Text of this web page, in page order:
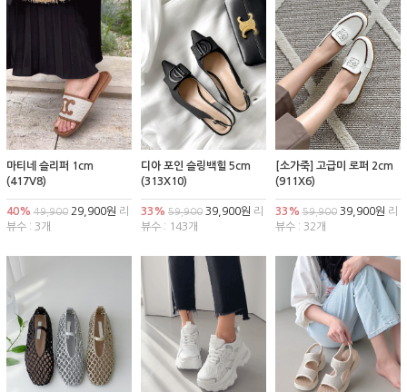
마티네 슬리퍼 1cm
(417V8)
40% 49,900 29,900원 리
뷰수 : 3개
디아 포인 슬링백힐 5cm
(313X10)
33% 59,90039,900원 리
뷰수 : 143개
[소가죽] 고급미 로퍼 2cm
(911X6)
33% 59,90039,900원 리
뷰수 : 32개